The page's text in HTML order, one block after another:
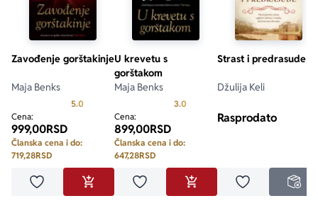
Zavođenje gorštakinje
Maja Benks
5.0 Prosecna ocena je 5.0 od 5
Cena:
999,00RSD
Članska cena i do:
719,28RSD
Dodaj u omiljeneDODAJ U KORPU
U krevetu s
gorštakom
Maja Benks
3.0
Cena:
899,00RSD
Članska cena i do:
647,28RSD
Dodaj u omiljeneDODAJ U KORPU
Strast i predrasude
Džulija Keli
Rasprodato
Dodaj u